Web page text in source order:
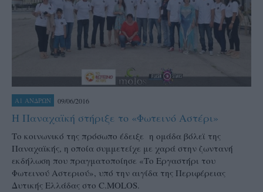
Α1 ΑΝΔΡΩΝ 09/06/2016
Η Παναχαϊκή στήριξε το «Φωτεινό Αστέρι»
Το κοινωνικό της πρόσωπο έδειξε η ομάδα βόλεϊ της
Παναχαϊκής, η οποία συμμετείχε με χαρά στην ζωντανή
εκδήλωση που πραγματοποίησε «Το Εργαστήρι του
Φωτεινού Αστεριού», υπό την αιγίδα της Περιφέρειας
Δυτικής Ελλάδας στο C.MOLOS.